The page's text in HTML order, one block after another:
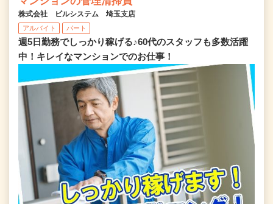
株式会社 ビルシステム 埼玉支店
アルバイト パート
週5日勤務でしっかり稼げる♪60代のスタッフも多数活躍
中！キレイなマンションでのお仕事！